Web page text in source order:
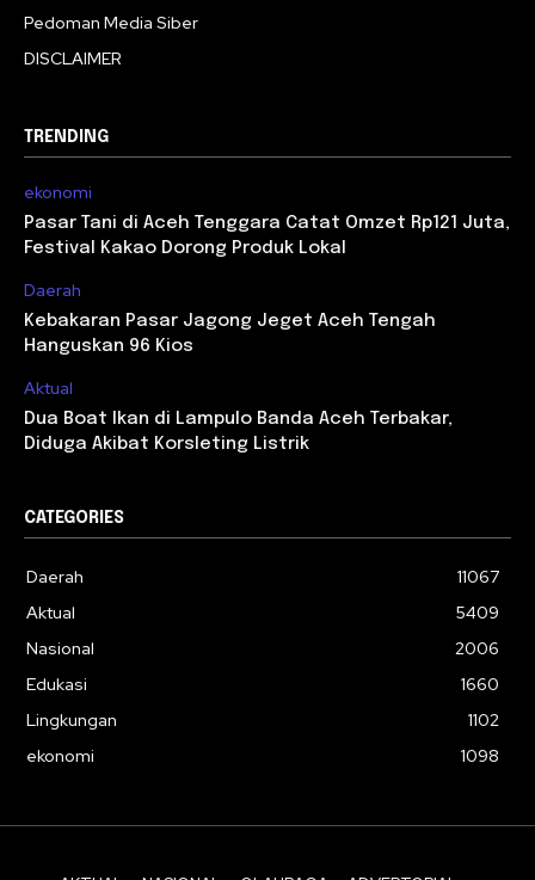
Pedoman Media Siber
DISCLAIMER
TRENDING
ekonomi
Pasar Tani di Aceh Tenggara Catat Omzet Rp121 Juta,
Festival Kakao Dorong Produk Lokal
Daerah
Kebakaran Pasar Jagong Jeget Aceh Tengah
Hanguskan 96 Kios
Aktual
Dua Boat Ikan di Lampulo Banda Aceh Terbakar,
Diduga Akibat Korsleting Listrik
CATEGORIES
Daerah
11067
Aktual
5409
Nasional
2006
Edukasi
1660
Lingkungan
1102
ekonomi
1098